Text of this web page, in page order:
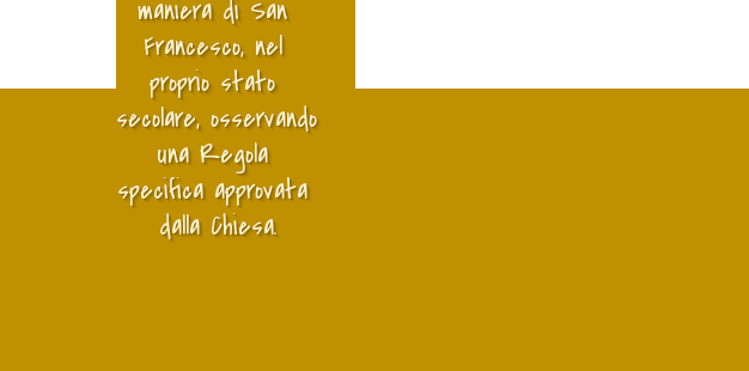
maniera di San
Francesco, nel
proprio stato
secolare, osservando
una Regola
specifica approvata
dalla Chiesa.